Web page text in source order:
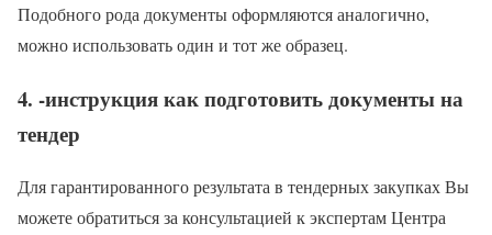
Подобного рода документы оформляются аналогично,
можно использовать один и тот же образец.
4. -инструкция как подготовить документы на
тендер
Для гарантированного результата в тендерных закупках Вы
можете обратиться за консультацией к экспертам Центра